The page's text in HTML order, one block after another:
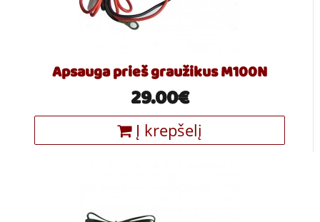
Apsauga prieš graužikus M100N
29.00€
Į krepšelį